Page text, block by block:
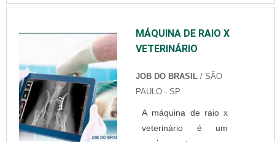
vantagens como:
Diferentes tamanhos
de seringa; Diferentes
mercado veterinário.
ainda mais qualidade
aos resultados
de raio x preço. Este,
diferentemente dos
MÁQUINA DE RAIO X
VETERINÁRIO
JOB DO BRASIL / SÃO
PAULO - SP
A máquina de raio x
veterinário é um